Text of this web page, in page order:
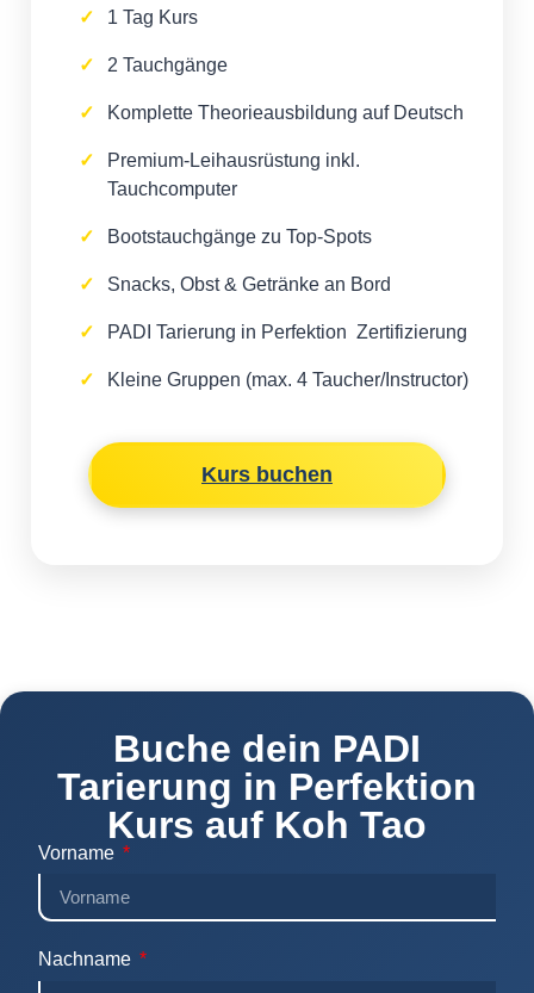
1 Tag Kurs
2 Tauchgänge
Komplette Theorieausbildung auf Deutsch
Premium-Leihausrüstung inkl.
Tauchcomputer
Bootstauchgänge zu Top-Spots
Snacks, Obst & Getränke an Bord
PADI Tarierung in Perfektion Zertifizierung
Kleine Gruppen (max. 4 Taucher/Instructor)
Kurs buchen
Buche dein PADI
Tarierung in Perfektion
Kurs auf Koh Tao​
Vorname
Nachname